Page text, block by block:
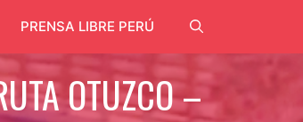
PRENSA LIBRE PERÚ
OTUZCO –